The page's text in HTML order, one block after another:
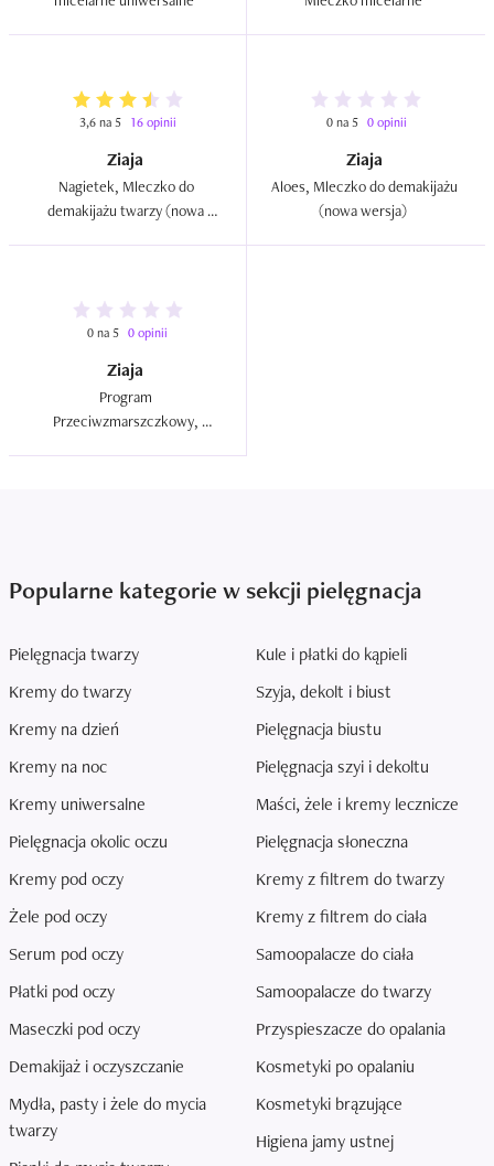
3,6 na 5 16 opinii
Ziaja
Nagietek, Mleczko do
demakijażu twarzy (nowa
0 na 5 0 opinii
Ziaja
Aloes, Mleczko do demakijażu
0 na 5 0 opinii
Ziaja
Program
Przeciwzmarszczkowy,
Popularne kategorie w sekcji pielęgnacja
Pielęgnacja twarzy
Kremy do twarzy
Kremy na dzień
Kremy na noc
Kremy uniwersalne
Pielęgnacja okolic oczu
Kremy pod oczy
Żele pod oczy
Serum pod oczy
Płatki pod oczy
Maseczki pod oczy
Demakijaż i oczyszczanie
Mydła, pasty i żele do mycia
twarzy
Kule i płatki do kąpieli
Szyja, dekolt i biust
Pielęgnacja biustu
Pielęgnacja szyi i dekoltu
Maści, żele i kremy lecznicze
Pielęgnacja słoneczna
Kremy z filtrem do twarzy
Kremy z filtrem do ciała
Samoopalacze do ciała
Samoopalacze do twarzy
Przyspieszacze do opalania
Kosmetyki po opalaniu
Kosmetyki brązujące
Higiena jamy ustnej